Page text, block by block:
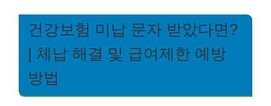
건강보험 미납 문자 받았다면?
| 체납 해결 및 급여제한 예방
방법